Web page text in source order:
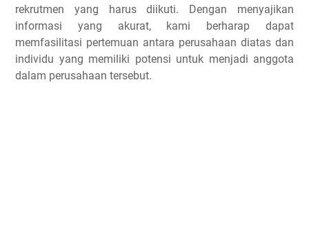
rekrutmen yang harus diikuti. Dengan menyajikan
informasi yang akurat, kami berharap dapat
memfasilitasi pertemuan antara perusahaan diatas dan
individu yang memiliki potensi untuk menjadi anggota
dalam perusahaan tersebut.